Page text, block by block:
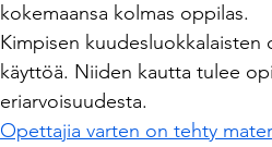
kokemaansa kolmas oppilas.
Kimpisen
käyttöä. Niiden kautta tulee
eriarvoisuudesta.
Opettajia varten on tehty